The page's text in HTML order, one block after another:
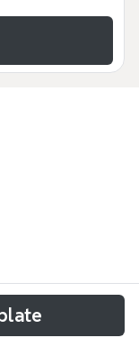
комплексный